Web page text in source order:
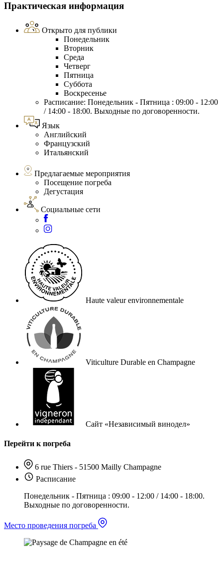
Практическая информация
Открыто для публики
Понедельник
Вторник
Среда
Четверг
Пятница
Суббота
Воскресенье
Расписание: Понедельник - Пятница : 09:00 - 12:00
/ 14:00 - 18:00. Выходные по договоренности.
Язык
Английский
Французский
Итальянский
Предлагаемые мероприятия
Посещение погреба
Дегустация
Социальные сети
Haute valeur environnementale
Viticulture Durable en Champagne
Сайт «Независимый винодел»
Перейти к погреба
6 rue Thiers - 51500 Mailly Champagne
Расписание
Понедельник - Пятница : 09:00 - 12:00 / 14:00 - 18:00.
Выходные по договоренности.
Место проведения погреба